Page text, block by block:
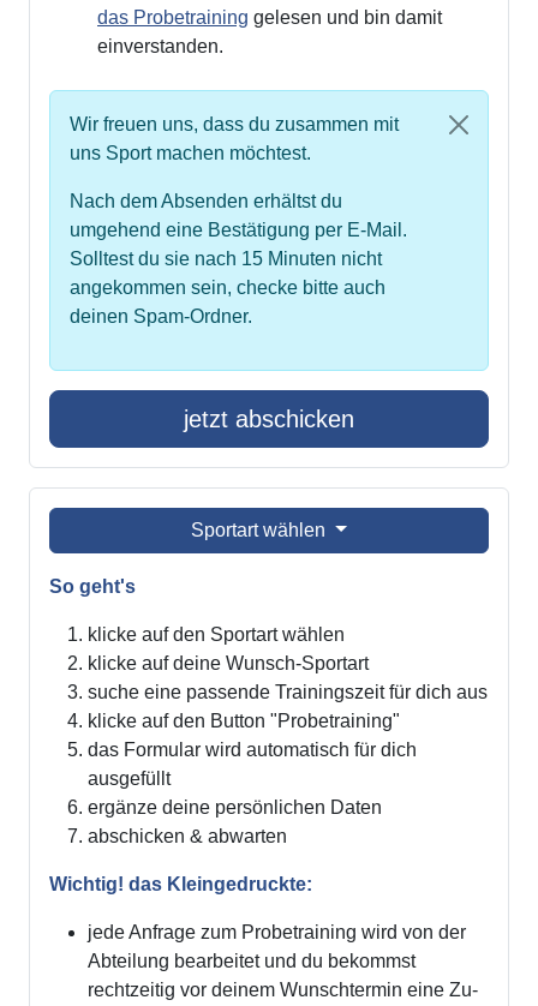
das Probetraining gelesen und bin damit
einverstanden.
Wir freuen uns, dass du zusammen mit
uns Sport machen möchtest.
Nach dem Absenden erhältst du
umgehend eine Bestätigung per E-Mail.
Solltest du sie nach 15 Minuten nicht
angekommen sein, checke bitte auch
deinen Spam-Ordner.
jetzt abschicken
Sportart wählen
So geht's
klicke auf den Sportart wählen
klicke auf deine Wunsch-Sportart
suche eine passende Trainingszeit für dich aus
klicke auf den Button "Probetraining"
das Formular wird automatisch für dich
ausgefüllt
ergänze deine persönlichen Daten
abschicken & abwarten
Wichtig! das Kleingedruckte:
jede Anfrage zum Probetraining wird von der
Abteilung bearbeitet und du bekommst
rechtzeitig vor deinem Wunschtermin eine Zu-